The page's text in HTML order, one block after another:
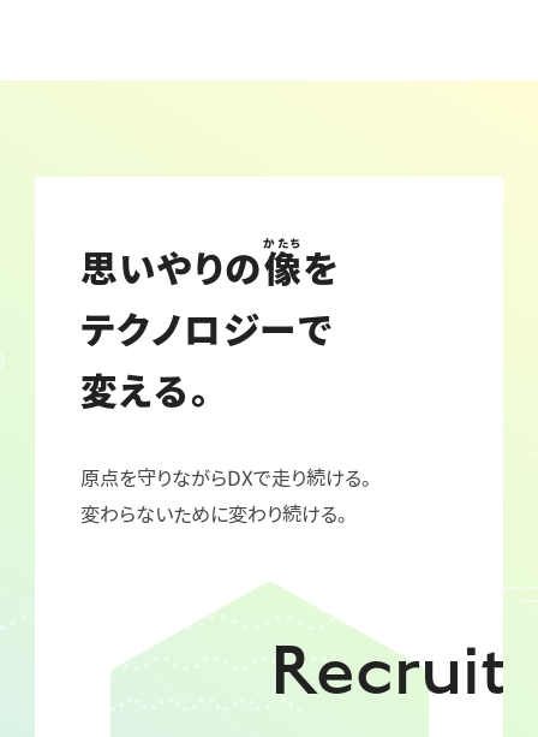
思いやりの像
かたち
を
テクノロジーで
変える。
原点を守りながらDXで走り続ける。
変わらないために変わり続ける。
Recruit